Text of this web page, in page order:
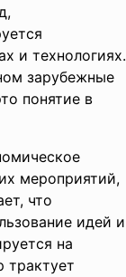
и технологиях.
зарубежные
понятие в
мероприятий,
что
идей и
на